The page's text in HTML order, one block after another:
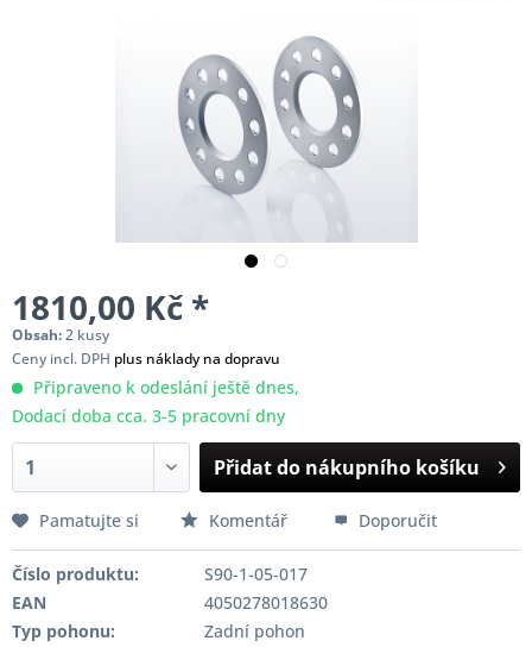
1810,00 Kč *
Obsah:2 kusy
Ceny incl. DPH plus náklady na dopravu
Připraveno k odeslání ještě dnes,
Dodací doba cca. 3-5 pracovní dny
Přidat do nákupního košíku
Pamatujte si Komentář Doporučit
Číslo produktu:
S90-1-05-017
EAN
4050278018630
Typ pohonu:
Zadní pohon